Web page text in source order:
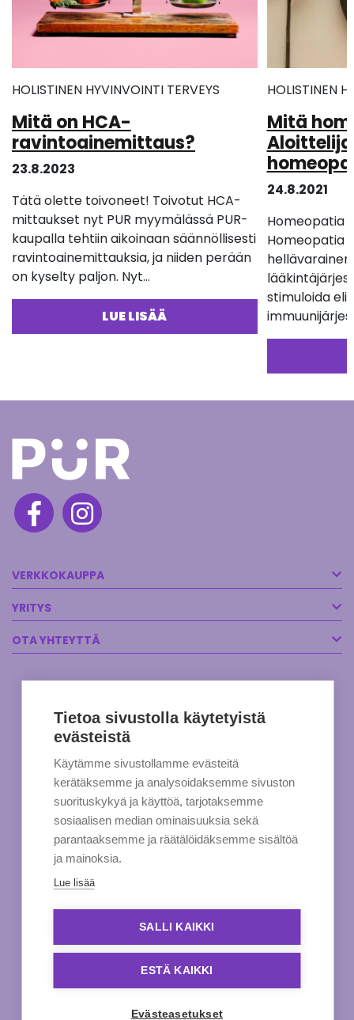
HOLISTINEN HYVINVOINTI TERVEYS
Mitä on HCA-
ravintoainemittaus?
23.8.2023
Tätä olette toivoneet! Toivotut HCA-
mittaukset nyt PUR myymälässä PUR-
kaupalla tehtiin aikoinaan säännöllisesti
ravintoainemittauksia, ja niiden perään
on kyselty paljon. Nyt…
LUE LISÄÄ
HOLISTINEN
Mitä
24.8.2021
Homeopatia
Homeopatia
stimuloida
VERKKOKAUPPA
YRITYS
OTA YHTEYTTÄ
Tietoa sivustolla käytetyistä
evästeistä
Käytämme sivustollamme evästeitä
kerätäksemme ja analysoidaksemme sivuston
suorituskykyä ja käyttöä, tarjotaksemme
sosiaalisen median ominaisuuksia sekä
parantaaksemme ja räätälöidäksemme sisältöä
ja mainoksia.
Lue lisää
SALLI KAIKKI
ESTÄ KAIKKI
Evästeasetukset